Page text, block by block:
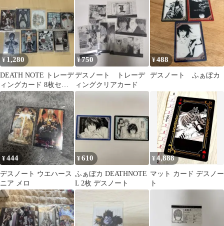
ル！！
¥1,280
DEATH NOTE トレーデ
ィングカード 8枚セッ
ト
¥750
デスノート トレーデ
ィングクリアカード
¥488
デスノート ふぁぼカ
¥444
デスノート ウエハース
ニア メロ
¥610
ふぁぼカ DEATHNOTE
L 2枚 デスノート
¥4,888
マット カード デスノー
ト